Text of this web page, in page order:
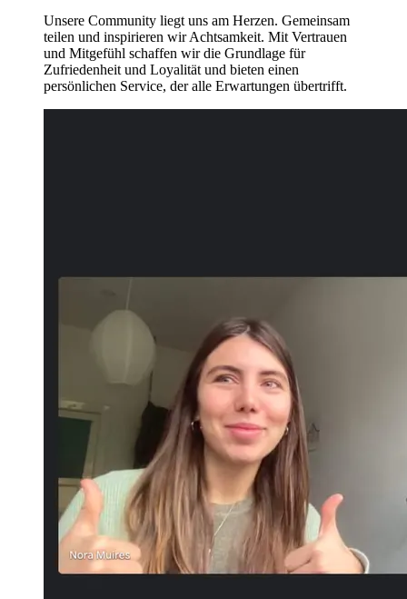
Unsere Community liegt uns am Herzen. Gemeinsam
teilen und inspirieren wir Achtsamkeit. Mit Vertrauen
und Mitgefühl schaffen wir die Grundlage für
Zufriedenheit und Loyalität und bieten einen
persönlichen Service, der alle Erwartungen übertrifft.